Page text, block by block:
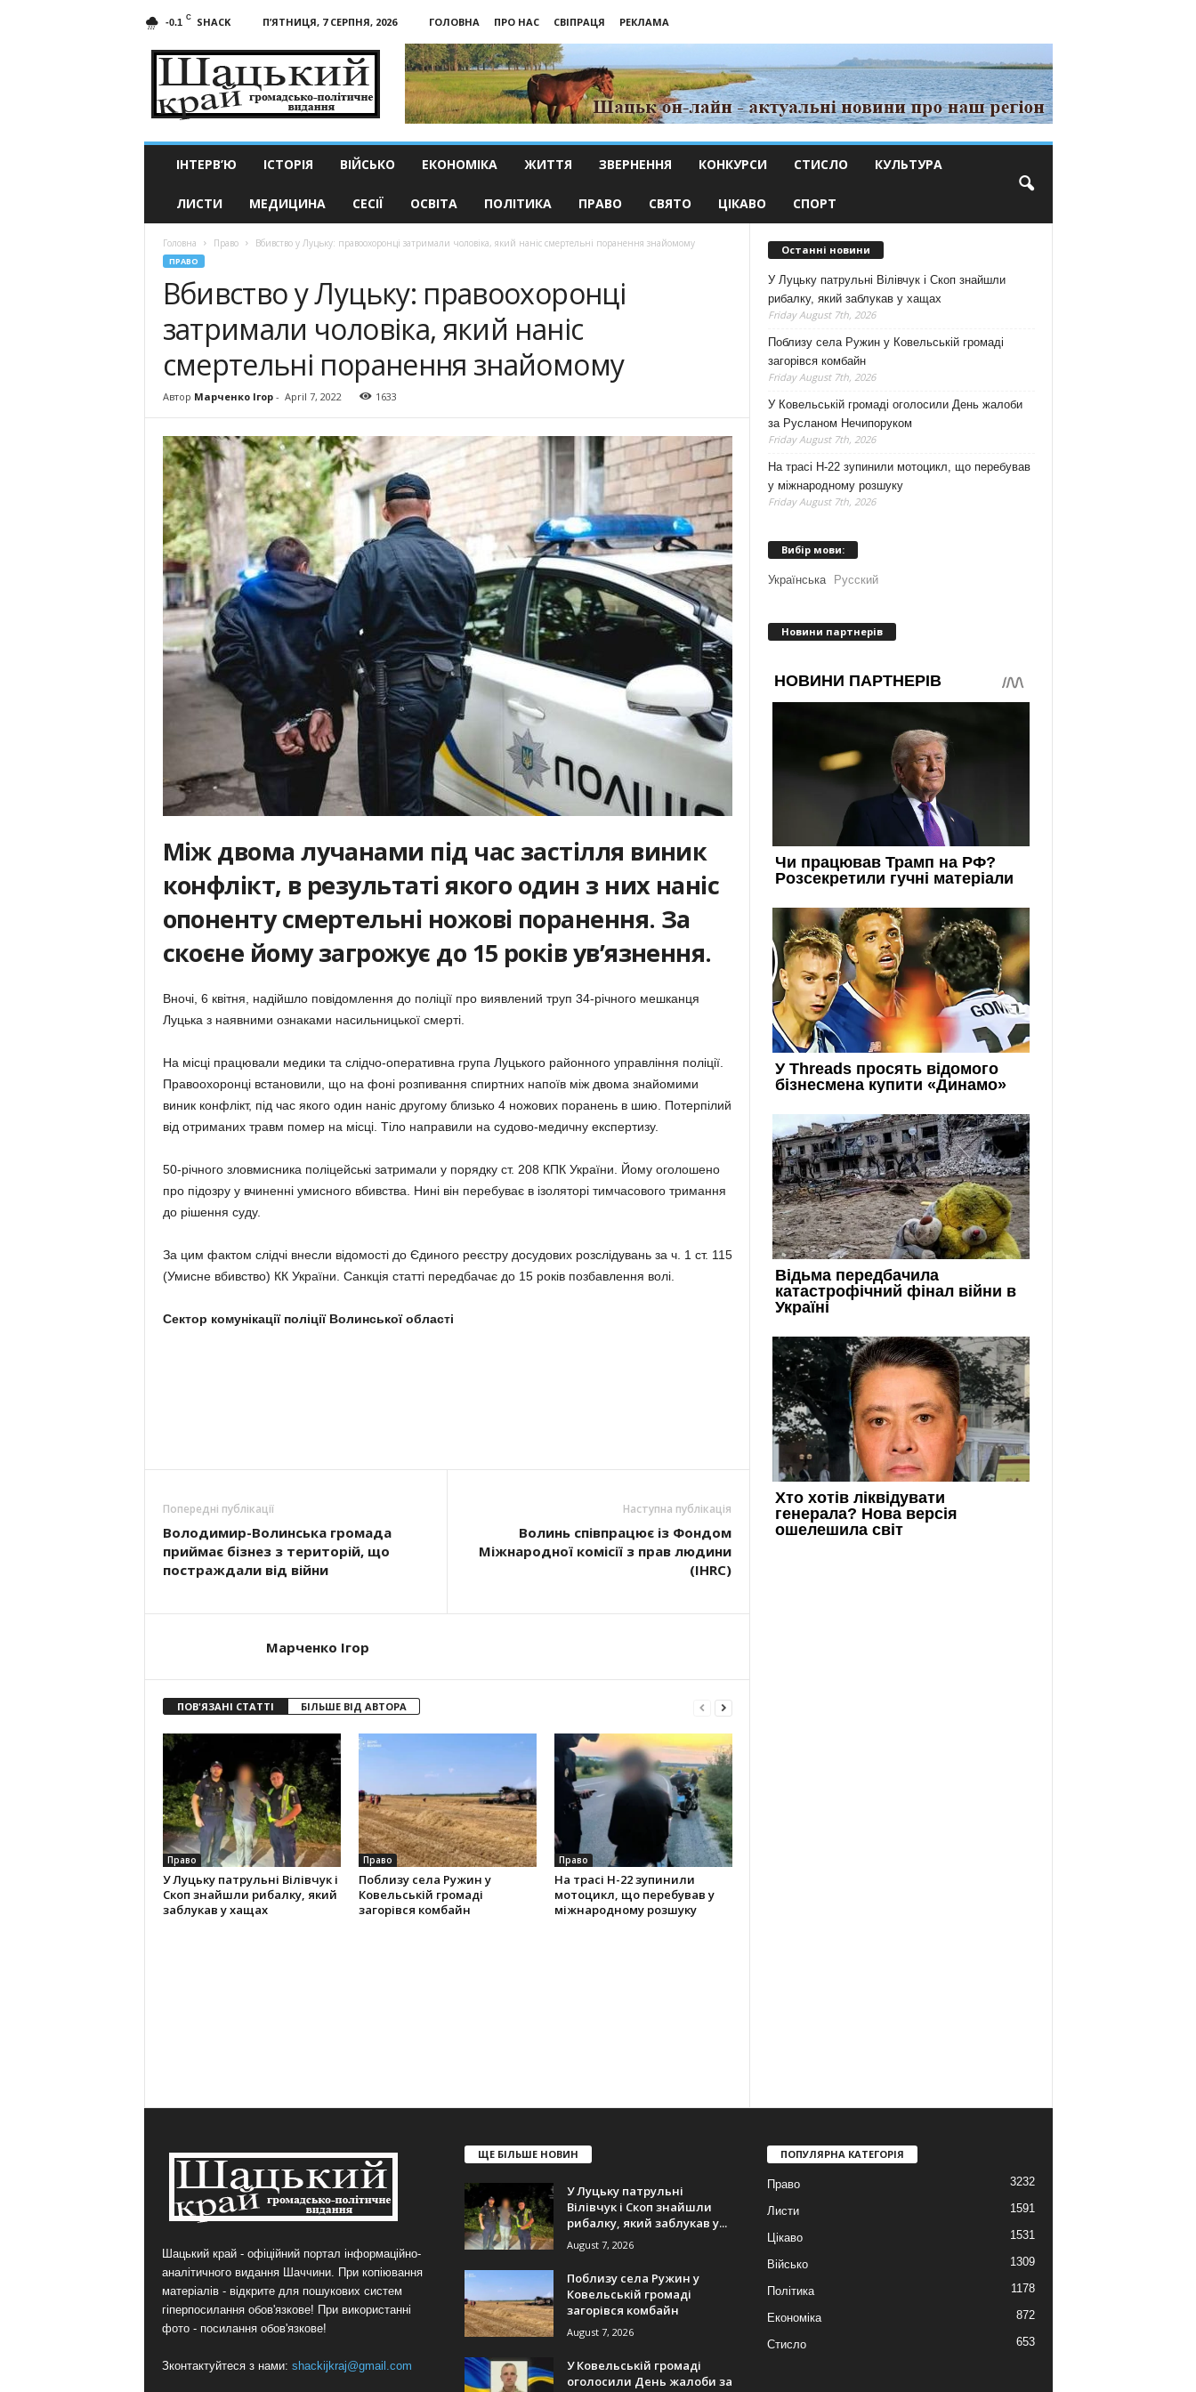
-0.1 C SHACK П’ЯТНИЦЯ, 7 СЕРПНЯ, 2026 ГОЛОВНА ПРО НАС СВІПРАЦЯ
РЕКЛАМА
край
ІНТЕРВ’Ю ІСТОРІЯ ВІЙСЬКО ЕКОНОМІКА ЖИТТЯ ЗВЕРНЕННЯ КОНКУРСИ СТИСЛО КУЛЬТУРА
ЛИСТИ МЕДИЦИНА СЕСІЇ ОСВІТА ПОЛІТИКА ПРАВО СВЯТО ЦІКАВО СПОРТ
Головна Право Вбивство у Луцьку: правоохоронці затримали чоловіка, який наніс смертельні поранення знайомому
ПРАВО
Вбивство у Луцьку: правоохоронці
затримали чоловіка, який наніс
смертельні поранення знайомому
Автор Марченко Ігор- April 7, 2022 1633
Між двома лучанами під час застілля виник
конфлікт, в результаті якого один з них наніс
опоненту смертельні ножові поранення. За
скоєне йому загрожує до 15 років ув’язнення.
Вночі, 6 квітня, надійшло повідомлення до поліції про виявлений труп 34-річного мешканця
Луцька з наявними ознаками насильницької смерті.
На місці працювали медики та слідчо-оперативна група Луцького районного управління поліції.
Правоохоронці встановили, що на фоні розпивання спиртних напоїв між двома знайомими
виник конфлікт, під час якого один наніс другому близько 4 ножових поранень в шию. Потерпілий
від отриманих травм помер на місці. Тіло направили на судово-медичну експертизу.
50-річного зловмисника поліцейські затримали у порядку ст. 208 КПК України. Йому оголошено
про підозру у вчиненні умисного вбивства. Нині він перебуває в ізоляторі тимчасового тримання
до рішення суду.
За цим фактом слідчі внесли відомості до Єдиного реєстру досудових розслідувань за ч. 1 ст. 115
(Умисне вбивство) КК України. Санкція статті передбачає до 15 років позбавлення волі.
Сектор комунікації поліції Волинської області
Попередні публікації
Володимир-Волинська громада
приймає бізнез з територій, що
постраждали від війни
Наступна публікація
Волинь співпрацює із Фондом
Міжнародної комісії з прав людини
(IHRC)
Марченко Ігор
ПОВ'ЯЗАНІ СТАТТІ БІЛЬШЕ ВІД АВТОРА
Право
У Луцьку патрульні Вілівчук і
Скоп знайшли рибалку, який
заблукав у хащах
Право
Поблизу села Ружин у
Ковельській громаді
загорівся комбайн
Право
На трасі Н-22 зупинили
мотоцикл, що перебував у
міжнародному розшуку
Останні новини
У Луцьку патрульні Вілівчук і Скоп знайшли
рибалку, який заблукав у хащах
Friday August 7th, 2026
Поблизу села Ружин у Ковельській громаді
загорівся комбайн
Friday August 7th, 2026
У Ковельській громаді оголосили День жалоби
за Русланом Нечипоруком
Friday August 7th, 2026
На трасі Н-22 зупинили мотоцикл, що перебував
у міжнародному розшуку
Friday August 7th, 2026
Вибір мови:
Українська Русский
Новини партнерів
Шацький край - офіційний портал інформаційно-
аналітичного видання Шаччини. При копіювання
матеріалів - відкрите для пошукових систем
гіперпосилання обов'язкове! При використанні
фото - посилання обов'язкове!
Зконтактуйтеся з нами: shackijkraj@gmail.com
ЩЕ БІЛЬШЕ НОВИН
У Луцьку патрульні
Вілівчук і Скоп знайшли
рибалку, який заблукав у...
August 7, 2026
Поблизу села Ружин у
Ковельській громаді
загорівся комбайн
August 7, 2026
У Ковельській громаді
оголосили День жалоби за
ПОПУЛЯРНА КАТЕГОРІЯ
Право 3232
Листи 1591
Цікаво 1531
Військо 1309
Політика 1178
Економіка 872
Стисло 653